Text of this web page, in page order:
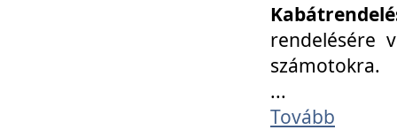
rendelésére
számotokra.
...
Tovább